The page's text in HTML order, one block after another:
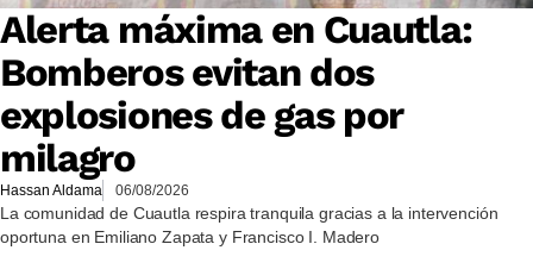
Alerta máxima en Cuautla:
Bomberos evitan dos
explosiones de gas por
milagro
Hassan Aldama 06/08/2026
La comunidad de Cuautla respira tranquila gracias a la intervención
oportuna en Emiliano Zapata y Francisco I. Madero